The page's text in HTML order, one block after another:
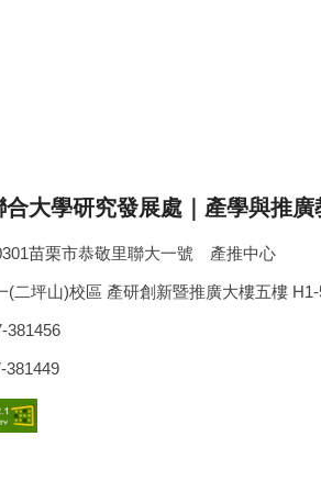
合大學研究發展處｜產學與推廣
苗栗市恭敬里聯大一號 產推中心
(二坪山)校區 產研創新暨推廣大樓五樓
381456
381449